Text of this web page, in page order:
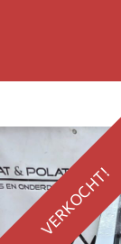
VERKOCHT!